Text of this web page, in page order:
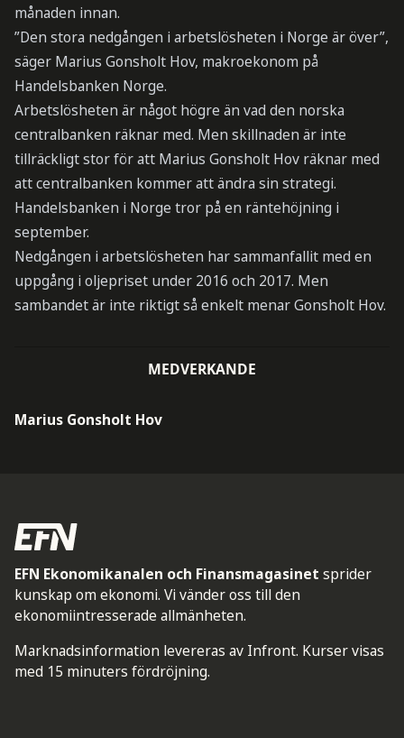
månaden innan.
”Den stora nedgången i arbetslösheten i Norge är över”,
säger Marius Gonsholt Hov, makroekonom på
Handelsbanken Norge.
Arbetslösheten är något högre än vad den norska
centralbanken räknar med. Men skillnaden är inte
tillräckligt stor för att Marius Gonsholt Hov räknar med
att centralbanken kommer att ändra sin strategi.
Handelsbanken i Norge tror på en räntehöjning i
september.
Nedgången i arbetslösheten har sammanfallit med en
uppgång i oljepriset under 2016 och 2017. Men
sambandet är inte riktigt så enkelt menar Gonsholt Hov.
MEDVERKANDE
Marius Gonsholt Hov
EFN Ekonomikanalen och Finansmagasinet sprider
kunskap om ekonomi. Vi vänder oss till den
ekonomiintresserade allmänheten.
Marknadsinformation levereras av Infront. Kurser visas
med 15 minuters fördröjning.